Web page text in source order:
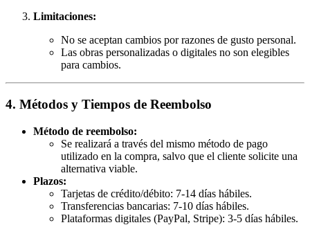
Limitaciones:
No se aceptan cambios por razones de gusto personal.
Las obras personalizadas o digitales no son elegibles
para cambios.
4. Métodos y Tiempos de Reembolso
Método de reembolso:
Se realizará a través del mismo método de pago
utilizado en la compra, salvo que el cliente solicite una
alternativa viable.
Plazos:
Tarjetas de crédito/débito: 7-14 días hábiles.
Transferencias bancarias: 7-10 días hábiles.
Plataformas digitales (PayPal, Stripe): 3-5 días hábiles.